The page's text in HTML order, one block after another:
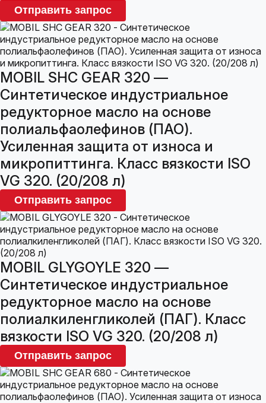
Отправить запрос
MOBIL SHC GEAR 320 —
Синтетическое индустриальное
редукторное масло на основе
полиальфаолефинов (ПАО).
Усиленная защита от износа и
микропиттинга. Класс вязкости ISO
VG 320. (20/208 л)
Отправить запрос
MOBIL GLYGOYLE 320 —
Синтетическое индустриальное
редукторное масло на основе
полиалкиленгликолей (ПАГ). Класс
вязкости ISO VG 320. (20/208 л)
Отправить запрос